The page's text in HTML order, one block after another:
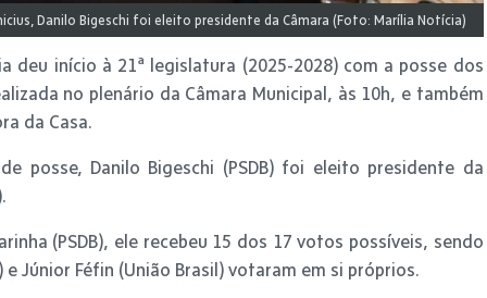
Danilo Bigeschi foi eleito presidente da Câmara (Foto: Marília Notícia)
deu início à 21ª legislatura (2025-2028) com a posse dos
no plenário da Câmara Municipal, às 10h, e também
da Casa.
posse, Danilo Bigeschi (PSDB) foi eleito presidente da
(PSDB), ele recebeu 15 dos 17 votos possíveis, sendo
Júnior Féfin (União Brasil) votaram em si próprios.